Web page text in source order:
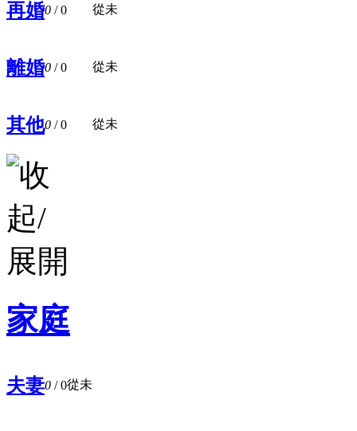
再婚0 / 0 從未
離婚0 / 0 從未
其他0 / 0 從未
家庭
夫妻0 / 0從未